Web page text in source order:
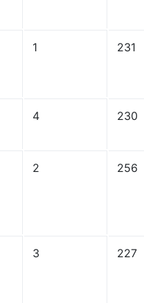
1 231
4 230
2 256
3 227